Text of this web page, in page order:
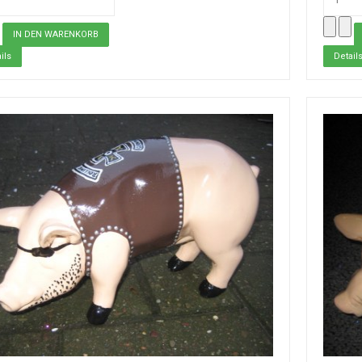
Details